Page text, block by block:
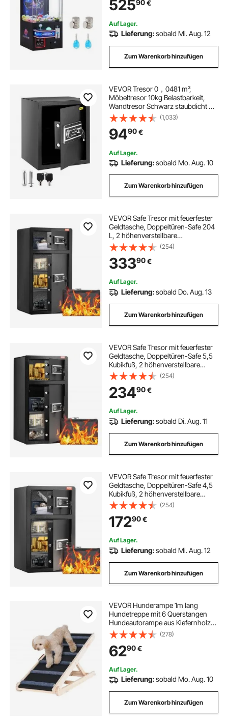
kommerzielles Heimkino, Schwarz-
Lila
52590€
Auf Lager.
Lieferung:sobald Mi. Aug. 12
Zum Warenkorb hinzufügen
VEVOR Tresor 0，0481 m³,
Möbeltresor 10kg Belastbarkeit,
Wandtresor Schwarz staubdicht mit
Fingerabdruck Code Digital-
Tastenfeld Schlüssel 4
Schlosssystemen Sicherheitstresor
Wohnung Hotel Büro
(1,033)
9490€
Auf Lager.
Lieferung:sobald Mo. Aug. 10
Zum Warenkorb hinzufügen
VEVOR Safe Tresor mit feuerfester
Geldtasche, Doppeltüren-Safe 204
L, 2 höhenverstellbare
Trennwände, digitaler Möbeltresor
mit Schlüssel, Code, Safe für Geld
Schmuck Wertsachen, Schwarz
(254)
33390€
Auf Lager.
Lieferung:sobald Do. Aug. 13
Zum Warenkorb hinzufügen
VEVOR Safe Tresor mit feuerfester
Geldtasche, Doppeltüren-Safe 5,5
Kubikfuß, 2 höhenverstellbare
Trennwände, digitaler Möbeltresor
mit Schlüssel, Code, Safe für Geld
Schmuck Wertsachen, Schwarz
(254)
23490€
Auf Lager.
Lieferung:sobald Di. Aug. 11
Zum Warenkorb hinzufügen
VEVOR Safe Tresor mit feuerfester
Geldtasche, Doppeltüren-Safe 4,5
Kubikfuß, 2 höhenverstellbare
Trennwände, digitaler Möbeltresor
mit Schlüssel, Code, Safe für Geld
Schmuck Wertsachen, Schwarz
(254)
17290€
Auf Lager.
Lieferung:sobald Mi. Aug. 12
Zum Warenkorb hinzufügen
VEVOR Hunderampe 1m lang
Hundetreppe mit 6 Querstangen
Hundeautorampe aus Kiefernholz
Gummi Hundeeinstiegshilfe 6-
stufige Höheneinstellungen
Tierrampe ca. 113kg Tragfähigkeit
für große kleine Hunde
(278)
6290€
Auf Lager.
Lieferung:sobald Mo. Aug. 10
Zum Warenkorb hinzufügen